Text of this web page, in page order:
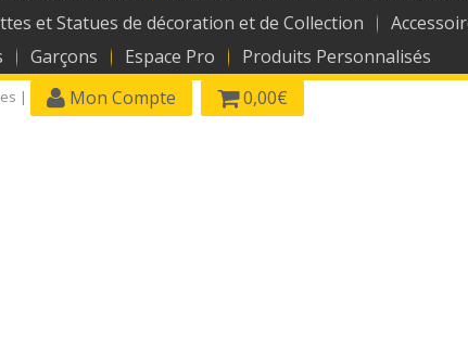
et Statues de décoration et de Collection
Garçons Espace Pro Produits Personnalisés
| Mon Compte 0,00€